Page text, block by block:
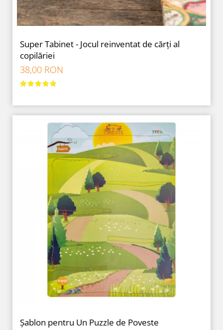
Super Tabinet - Jocul reinventat de cărți al
copilăriei
38,00 RON
Șablon pentru Un Puzzle de Poveste